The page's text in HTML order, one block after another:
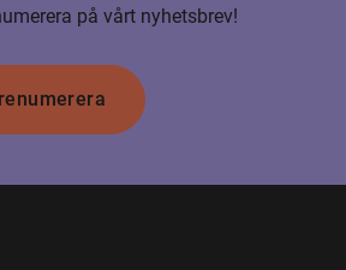
på vårt nyhetsbrev!